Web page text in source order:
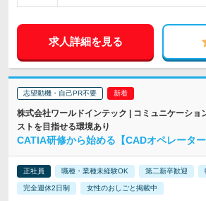
求人詳細を見る
志望動機・自己PR不要
株式会社ワールドインテック | コミュニケーショ
ストを目指せる環境あり
CATIA研修から始める【CADオペレータ
正社員 職種・業種未経験OK 第二新卒歓迎
完全週休2日制 女性のおしごと掲載中